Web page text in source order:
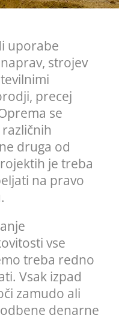
uporabe
strojev
precej
se
druga od
je treba
na pravo
vse
treba redno
Vsak izpad
zamudo ali
denarne